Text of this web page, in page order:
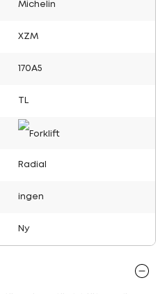
Michelin
XZM
170A5
Radial
ingen
Ny